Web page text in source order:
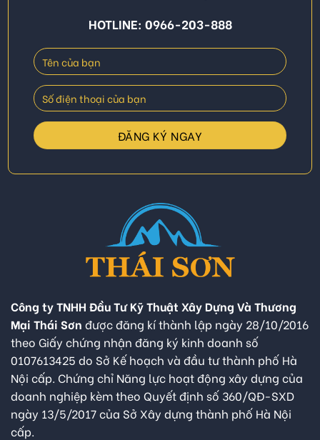
HOTLINE: 0966-203-888
Công ty TNHH Đầu Tư Kỹ Thuật Xây Dựng Và Thương
Mại Thái Sơn được đăng kí thành lập ngày 28/10/2016
theo Giấy chứng nhận đăng ký kinh doanh số
0107613425 do Sở Kế hoạch và đầu tư thành phố Hà
Nội cấp. Chứng chỉ Năng lực hoạt động xây dựng của
doanh nghiệp kèm theo Quyết định số 360/QĐ-SXD
ngày 13/5/2017 của Sở Xây dựng thành phố Hà Nội
cấp.